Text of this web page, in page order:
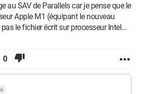
au SAV de Parallels car je pense que le
Apple M1 (équipant le nouveau
le fichier écrit sur processeur Intel...
0